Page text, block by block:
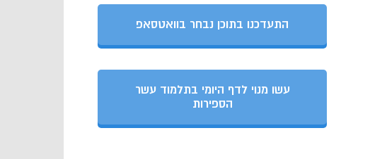
התעדכנו בתוכן נבחר בוואטסאפ
עשו מנוי לדף היומי בתלמוד עשר
הספירות